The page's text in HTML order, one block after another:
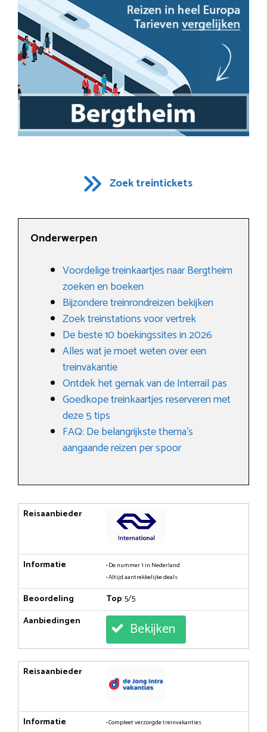
Zoek treintickets
Onderwerpen
Voordelige treinkaartjes naar Bergtheim
zoeken en boeken
Bijzondere treinrondreizen bekijken
Zoek treinstations voor vertrek
De beste 10 boekingssites in 2026
Alles wat je moet weten over een
treinvakantie
Ontdek het gemak van de Interrail pas
Goedkope treinkaartjes reserveren met
deze 5 tips
FAQ: De belangrijkste thema’s
aangaande reizen per spoor
Reisaanbieder
Informatie
• De nummer 1 in Nederland
• Altijd aantrekkelijke deals
Beoordeling Top: 5/5
Aanbiedingen
Bekijken
Reisaanbieder
Informatie
• Compleet verzorgde treinvakanties